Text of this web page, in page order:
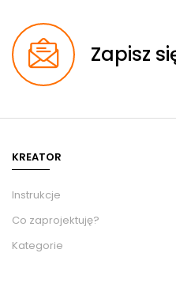
Zapisz
KREATOR
Instrukcje
Co zaprojektuję?
Kategorie